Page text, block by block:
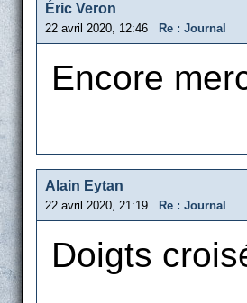
Éric Veron
22 avril 2020, 12:46 Re : Journal
Encore
Alain Eytan
22 avril 2020, 21:19 Re : Journal
Doigts